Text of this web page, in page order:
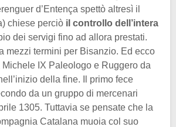
d’Entença spettò altresì il
chiese perciò il controllo dell’intera
dei servigi fino ad allora prestati.
mezzi termini per Bisanzio. Ed ecco
IX Paleologo e Ruggero da
della fine. Il primo fece
da un gruppo di mercenari
1305. Tuttavia se pensate che la
Catalana muoia col suo